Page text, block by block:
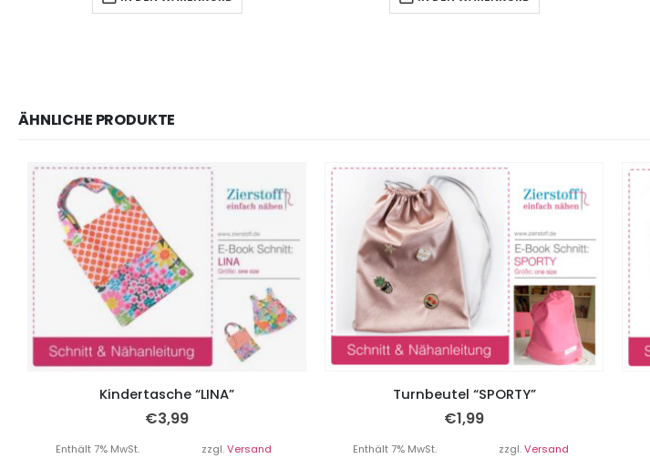
ÄHNLICHE PRODUKTE
Kindertasche “LINA”
€3,99
Enthält 7% MwSt. zzgl.Versand
Turnbeutel “SPORTY”
€1,99
Enthält 7% MwSt. zzgl.Versand